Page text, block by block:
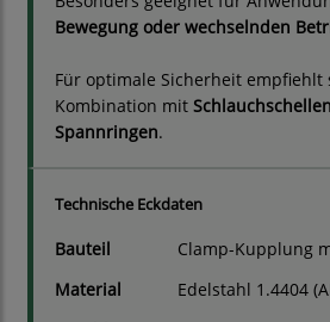
Bewegung oder wechselnden
Für optimale Sicherheit empfiehlt
Kombination mit
Spannringen.
Technische Eckdaten
Bauteil
Clamp-Kupplung
Material
Edelstahl 1.4404